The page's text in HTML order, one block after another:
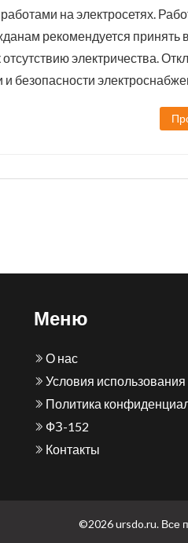
на электросетях.
рекомендуется
электричества.
безопасности
Меню
О нас
Условия использования
Политика
ФЗ-152
Контакты
©2026 ursdo.ru. Все